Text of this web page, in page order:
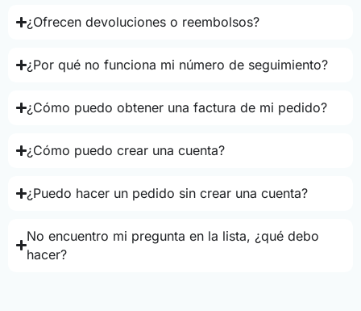
¿Ofrecen devoluciones o reembolsos?
¿Por qué no funciona mi número de seguimiento?
¿Cómo puedo obtener una factura de mi pedido?
¿Cómo puedo crear una cuenta?
¿Puedo hacer un pedido sin crear una cuenta?
No encuentro mi pregunta en la lista, ¿qué debo
hacer?